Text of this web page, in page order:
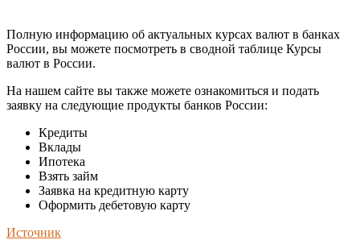
Полную информацию об актуальных курсах валют в банках
России, вы можете посмотреть в сводной таблице Курсы
валют в России.
На нашем сайте вы также можете ознакомиться и подать
заявку на следующие продукты банков России:
Кредиты
Вклады
Ипотека
Взять займ
Заявка на кредитную карту
Оформить дебетовую карту
Источник